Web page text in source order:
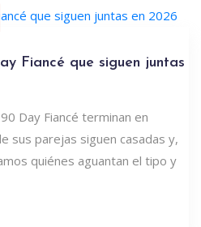
Fiancé que siguen juntas
Day Fiancé terminan en
sus parejas siguen casadas y,
quiénes aguantan el tipo y